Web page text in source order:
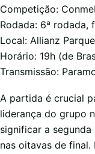
Competição:
Rodada: 6ª rodada,
Local: Allianz
Horário: 19h (de
Transmissão:
A partida é crucial
liderança do grupo
significar a
nas oitavas de final.